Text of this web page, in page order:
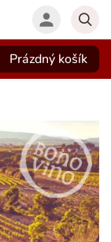
Prázdný košík